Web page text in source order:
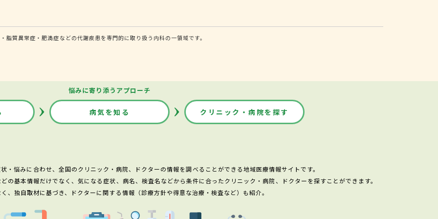
質異常症・肥満症などの代謝疾患を専門的に取り扱う内科の一領域です。
悩みに寄り添うアプローチ
病気を知る クリニック・病院を探す
・悩みに合わせ、全国のクリニック・病院、ドクターの情報を調べることができる地域医療情報サイトです。
の基本情報だけでなく、気になる症状、病名、検査名などから条件に合ったクリニック・病院、ドクターを探すことができます。
、独自取材に基づき、ドクターに関する情報（診療方針や得意な治療・検査など）も紹介。